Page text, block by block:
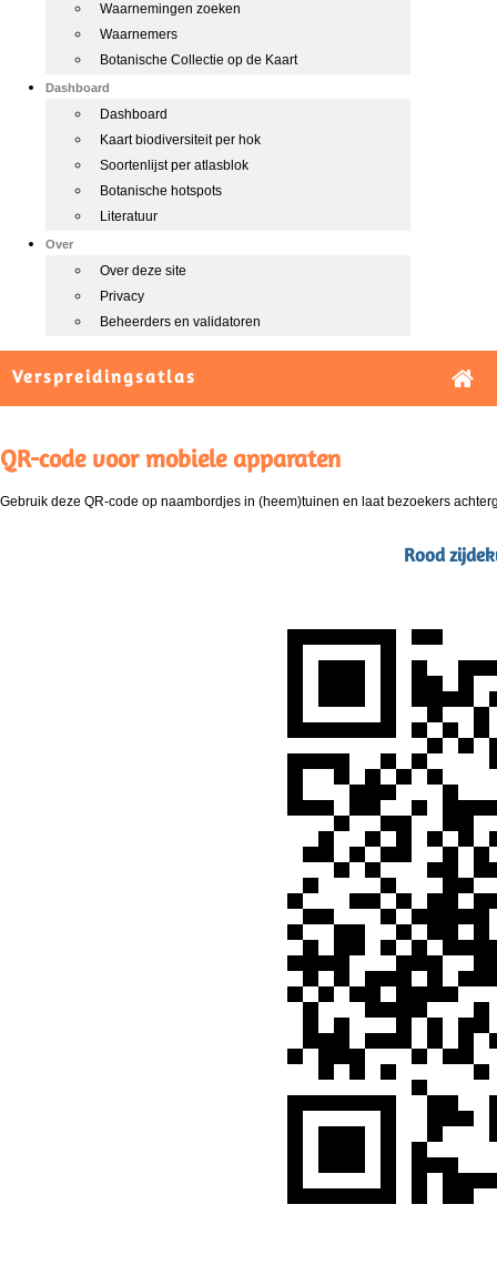
Waarnemingen zoeken
Waarnemers
Botanische Collectie op de Kaart
Dashboard
Dashboard
Kaart biodiversiteit per hok
Soortenlijst per atlasblok
Botanische hotspots
Literatuur
Over
Over deze site
Privacy
Beheerders en validatoren
Verspreidingsatlas
QR-code voor mobiele apparaten
Gebruik deze QR-code op naambordjes in (heem)tuinen en laat bezoekers
Rood